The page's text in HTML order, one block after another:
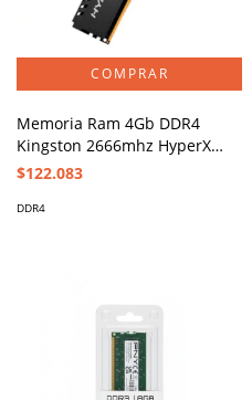
Memoria Ram 4Gb DDR4
Kingston 2666mhz HyperX
Fury Negra HX426C16FB3/4
$122.083
DDR4